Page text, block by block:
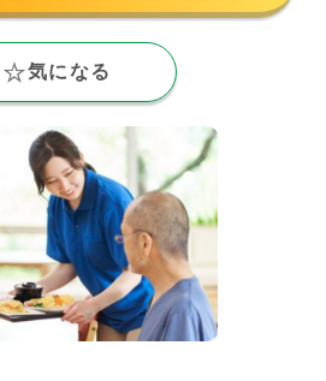
気になる